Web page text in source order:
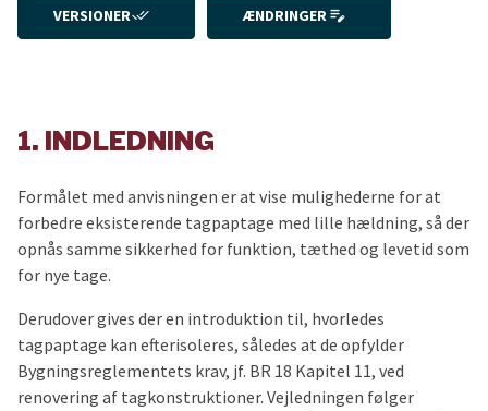
VERSIONERdone_all ÆNDRINGERedit_note
1. INDLEDNING
Formålet med anvisningen er at vise mulighederne for at
forbedre eksisterende tagpaptage med lille hældning, så der
opnås samme sikkerhed for funktion, tæthed og levetid som
for nye tage.
Derudover gives der en introduktion til, hvorledes
tagpaptage kan efterisoleres, således at de opfylder
Bygningsreglementets krav, jf. BR 18 Kapitel 11, ved
renovering af tagkonstruktioner. Vejledningen følger